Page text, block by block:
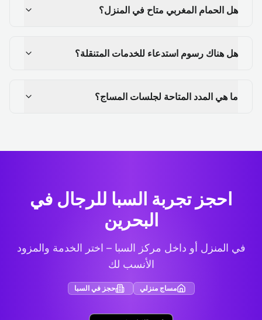
هل الحمام المغربي متاح في المنزل؟
هل هناك رسوم استدعاء للخدمات المتنقلة؟
ما هي المدد المتاحة لجلسات المساج؟
احجز تجربة السبا للرجال في
البحرين
في المنزل أو داخل مركز السبا – اختر الخدمة والمزود
الأنسب لك
مساج منزلي حجز في السبا